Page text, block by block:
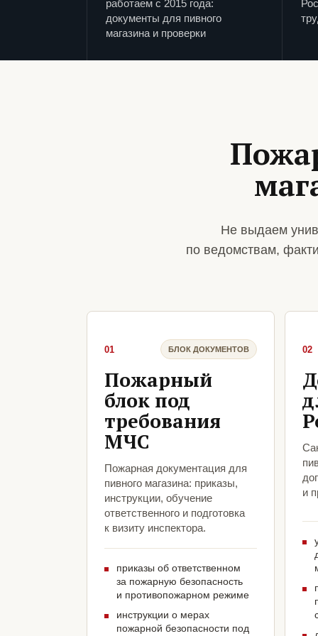
работаем с 2015 года:
документы для пивного
магазина и проверки
Не выдаем
по ведомствам,
01 БЛОК ДОКУМЕНТОВ
Пожарный
блок под
требования
МЧС
Пожарная документация для
пивного магазина: приказы,
инструкции, обучение
ответственного и подготовка
к визиту инспектора.
приказы об ответственном
за пожарную безопасность
и противопожарном режиме
инструкции о мерах
пожарной безопасности под
02
и